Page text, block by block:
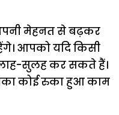
मेहनत से बढ़कर
आपको यदि किसी
सुलह कर सकते हैं।
कोई रुका हुआ काम